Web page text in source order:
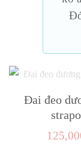
Đai đeo